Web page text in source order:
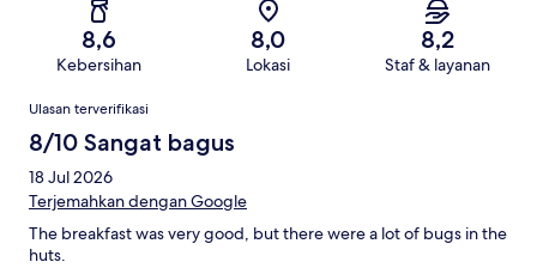
8,6
Kebersihan
8,0
Lokasi
8,2
Staf & layanan
Ulasan
Ulasan terverifikasi
8/10 Sangat bagus
18 Jul 2026
Terjemahkan dengan Google
The breakfast was very good, but there were a lot of bugs in the
huts.